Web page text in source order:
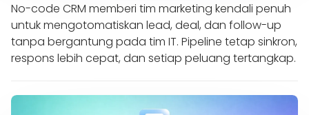
No-code CRM memberi tim marketing kendali penuh
untuk mengotomatiskan lead, deal, dan follow-up
tanpa bergantung pada tim IT. Pipeline tetap sinkron,
respons lebih cepat, dan setiap peluang tertangkap.